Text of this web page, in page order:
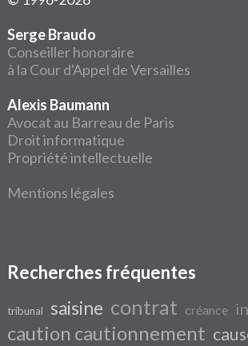
Serge Braudo
Conseiller honoraire
à la Cour d'Appel de Versailles
Alexis Baumann
Avocat au Barreau de Paris
Droit informatique
Propriété intellectuelle
Mentions légales
Recherches fréquentes
tribunal saisine contrat créance
caution cautionnement